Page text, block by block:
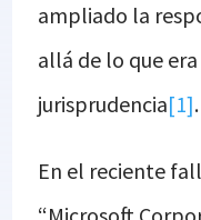
ampliado la
allá de lo que
jurisprudencia[1].
En el reciente